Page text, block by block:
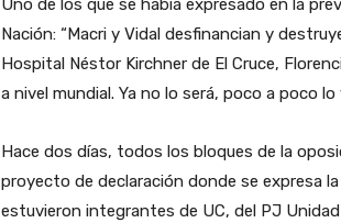
Uno de los que se había expresado en la
Nación: “Macri y Vidal desfinancian y
Hospital Néstor Kirchner de El Cruce,
a nivel mundial. Ya no lo será, poco a poco
Hace dos días, todos los bloques de la
proyecto de declaración donde se expresa
estuvieron integrantes de UC, del PJ